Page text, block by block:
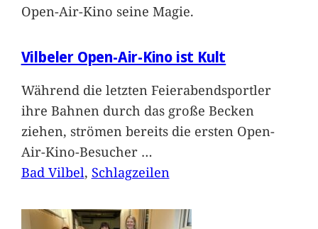
Open-Air-Kino seine Magie.
Vilbeler Open-Air-Kino ist Kult
Während die letzten Feierabendsportler
ihre Bahnen durch das große Becken
ziehen, strömen bereits die ersten Open-
Air-Kino-Besucher …
Bad Vilbel, Schlagzeilen